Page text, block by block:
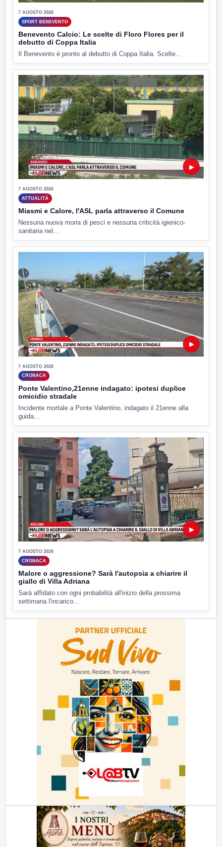
7 AGOSTO 2026
SPORT BENEVENTO
Benevento Calcio: Le scelte di Floro Flores per il
debutto di Coppa Italia
Il Benevento è pronto al debutto di Coppa Italia. Scelte...
▶
7 AGOSTO 2026
ATTUALITÀ
Miasmi e Calore, l'ASL parla attraverso il Comune
Nessuna nuova moria di pesci e nessuna criticità igienico-
sanitaria nel...
▶
7 AGOSTO 2026
CRONACA
Ponte Valentino,21enne indagato: ipotesi duplice
omicidio stradale
Incidente mortale a Ponte Valentino, indagato il 21enne alla
guida...
▶
7 AGOSTO 2026
CRONACA
Malore o aggressione? Sarà l'autopsia a chiarire il
giallo di Villa Adriana
Sarà affidato con ogni probabilità all'inizio della prossima
settimana l'incarico...